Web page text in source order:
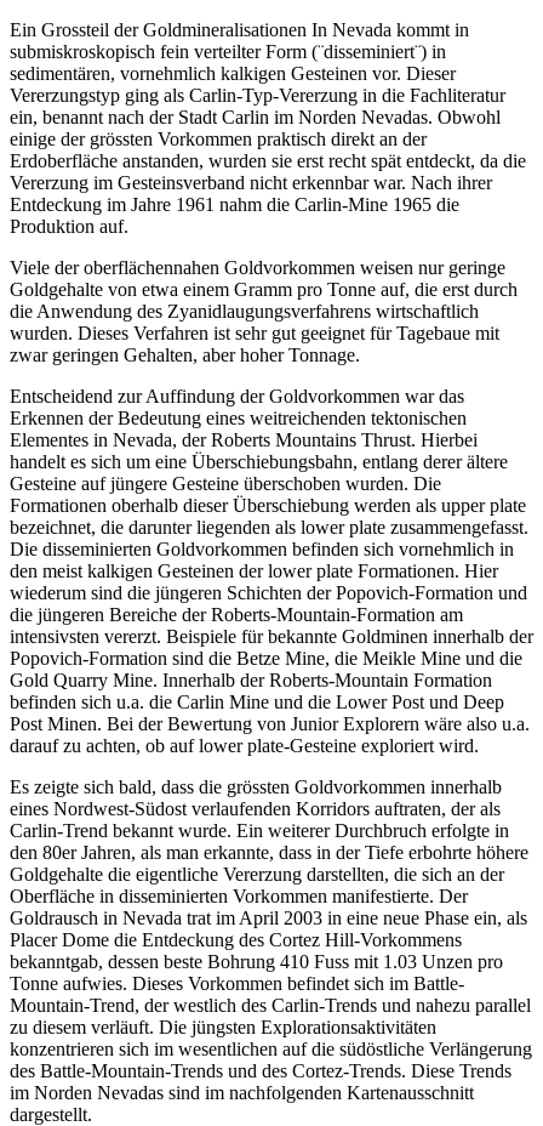
Ein Grossteil der Goldmineralisationen In Nevada kommt in
submiskroskopisch fein verteilter Form (¨disseminiert¨) in
sedimentären, vornehmlich kalkigen Gesteinen vor. Dieser
Vererzungstyp ging als Carlin-Typ-Vererzung in die Fachliteratur
ein, benannt nach der Stadt Carlin im Norden Nevadas. Obwohl
einige der grössten Vorkommen praktisch direkt an der
Erdoberfläche anstanden, wurden sie erst recht spät entdeckt, da die
Vererzung im Gesteinsverband nicht erkennbar war. Nach ihrer
Entdeckung im Jahre 1961 nahm die Carlin-Mine 1965 die
Produktion auf.
Viele der oberflächennahen Goldvorkommen weisen nur geringe
Goldgehalte von etwa einem Gramm pro Tonne auf, die erst durch
die Anwendung des Zyanidlaugungsverfahrens wirtschaftlich
wurden. Dieses Verfahren ist sehr gut geeignet für Tagebaue mit
zwar geringen Gehalten, aber hoher Tonnage.
Entscheidend zur Auffindung der Goldvorkommen war das
Erkennen der Bedeutung eines weitreichenden tektonischen
Elementes in Nevada, der Roberts Mountains Thrust. Hierbei
handelt es sich um eine Überschiebungsbahn, entlang derer ältere
Gesteine auf jüngere Gesteine überschoben wurden. Die
Formationen oberhalb dieser Überschiebung werden als upper plate
bezeichnet, die darunter liegenden als lower plate zusammengefasst.
Die disseminierten Goldvorkommen befinden sich vornehmlich in
den meist kalkigen Gesteinen der lower plate Formationen. Hier
wiederum sind die jüngeren Schichten der Popovich-Formation und
die jüngeren Bereiche der Roberts-Mountain-Formation am
intensivsten vererzt. Beispiele für bekannte Goldminen innerhalb der
Popovich-Formation sind die Betze Mine, die Meikle Mine und die
Gold Quarry Mine. Innerhalb der Roberts-Mountain Formation
befinden sich u.a. die Carlin Mine und die Lower Post und Deep
Post Minen. Bei der Bewertung von Junior Explorern wäre also u.a.
darauf zu achten, ob auf lower plate-Gesteine exploriert wird.
Es zeigte sich bald, dass die grössten Goldvorkommen innerhalb
eines Nordwest-Südost verlaufenden Korridors auftraten, der als
Carlin-Trend bekannt wurde. Ein weiterer Durchbruch erfolgte in
den 80er Jahren, als man erkannte, dass in der Tiefe erbohrte höhere
Goldgehalte die eigentliche Vererzung darstellten, die sich an der
Oberfläche in disseminierten Vorkommen manifestierte. Der
Goldrausch in Nevada trat im April 2003 in eine neue Phase ein, als
Placer Dome die Entdeckung des Cortez Hill-Vorkommens
bekanntgab, dessen beste Bohrung 410 Fuss mit 1.03 Unzen pro
Tonne aufwies. Dieses Vorkommen befindet sich im Battle-
Mountain-Trend, der westlich des Carlin-Trends und nahezu parallel
zu diesem verläuft. Die jüngsten Explorationsaktivitäten
konzentrieren sich im wesentlichen auf die südöstliche Verlängerung
des Battle-Mountain-Trends und des Cortez-Trends. Diese Trends
im Norden Nevadas sind im nachfolgenden Kartenausschnitt
dargestellt.